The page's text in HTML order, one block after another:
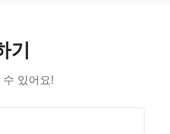
기
있어요!